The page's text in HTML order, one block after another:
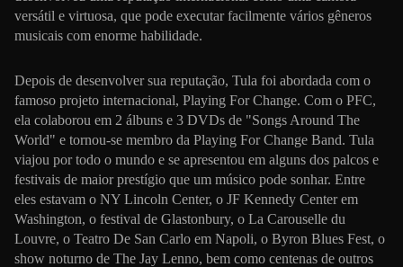
versátil e virtuosa, que pode executar facilmente vários gêneros
musicais com enorme habilidade.
Depois de desenvolver sua reputação, Tula foi abordada com o
famoso projeto internacional, Playing For Change. Com o PFC,
ela colaborou em 2 álbuns e 3 DVDs de "Songs Around The
World" e tornou-se membro da Playing For Change Band. Tula
viajou por todo o mundo e se apresentou em alguns dos palcos e
festivais de maior prestígio que um músico pode sonhar. Entre
eles estavam o NY Lincoln Center, o JF Kennedy Center em
Washington, o festival de Glastonbury, o La Carouselle du
Louvre, o Teatro De San Carlo em Napoli, o Byron Blues Fest, o
show noturno de The Jay Lenno, bem como centenas de outros